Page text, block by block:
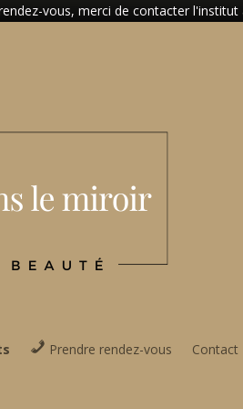
vous, merci de contacter
Prendre rendez-vous Contact